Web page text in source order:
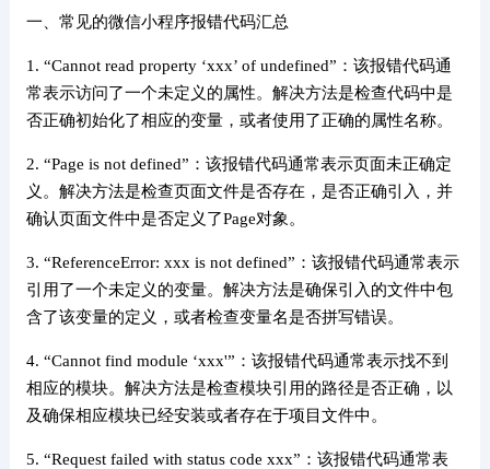
一、常见的微信小程序报错代码汇总
1. “Cannot read property ‘xxx’ of undefined”：该报错代码通
常表示访问了一个未定义的属性。解决方法是检查代码中是
否正确初始化了相应的变量，或者使用了正确的属性名称。
2. “Page is not defined”：该报错代码通常表示页面未正确定
义。解决方法是检查页面文件是否存在，是否正确引入，并
确认页面文件中是否定义了Page对象。
3. “ReferenceError: xxx is not defined”：该报错代码通常表示
引用了一个未定义的变量。解决方法是确保引入的文件中包
含了该变量的定义，或者检查变量名是否拼写错误。
4. “Cannot find module ‘xxx'”：该报错代码通常表示找不到
相应的模块。解决方法是检查模块引用的路径是否正确，以
及确保相应模块已经安装或者存在于项目文件中。
5. “Request failed with status code xxx”：该报错代码通常表